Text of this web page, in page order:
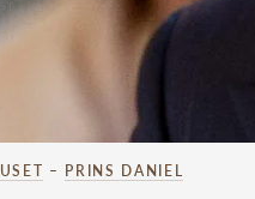
– PRINS DANIEL